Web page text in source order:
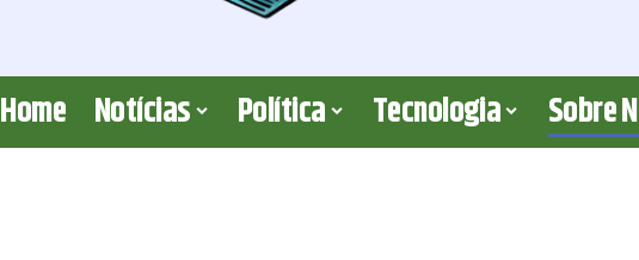
Home Notícias Política Tecnologia Sobre